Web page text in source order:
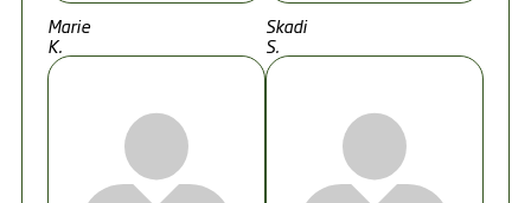
Marie
K.
Skadi
S.